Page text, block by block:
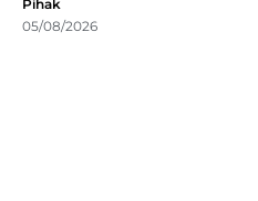
Pihak
05/08/2026